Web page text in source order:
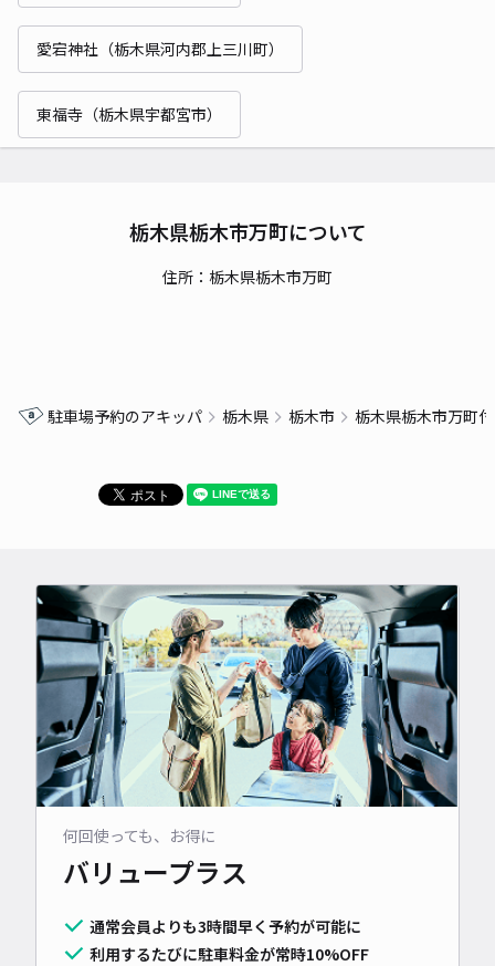
愛宕神社（栃木県河内郡上三川町）
東福寺（栃木県宇都宮市）
栃木県栃木市万町について
住所：栃木県栃木市万町
駐車場予約のアキッパ 栃木県 栃木市 栃木県栃木市万町
何回使っても、お得に
バリュープラス
通常会員よりも3時間早く予約が可能に
利用するたびに駐車料金が常時10%OFF